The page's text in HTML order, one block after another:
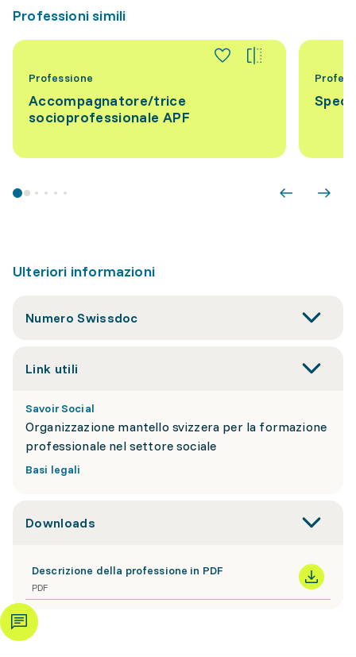
Professioni simili
Professione
Accompagnatore/trice
socioprofessionale APF
Ulteriori informazioni
Numero Swissdoc
Link utili
Savoir Social
Organizzazione mantello svizzera per la formazione
professionale nel settore sociale
Basi legali
Downloads
Descrizione della professione in PDF
PDF